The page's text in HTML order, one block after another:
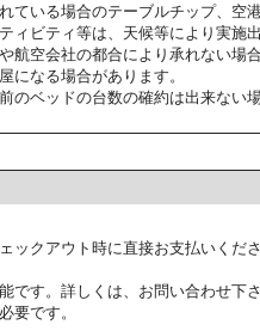
ている場合のテーブルチップ、空
ィビティ等は、天候等により実施
航空会社の都合により承れない場
になる場合があります。
のベッドの台数の確約は出来ない
クアウト時に直接お支払いくださ
す。詳しくは、お問い合わせ下さ
要です。